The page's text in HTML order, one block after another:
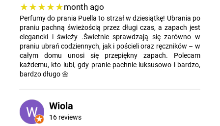
★★★★★month ago
Perfumy do prania Puella to strzał w dziesiątkę! Ubrania po
praniu pachną świeżością przez długi czas, a zapach jest
elegancki i świeży .Świetnie sprawdzają się zarówno w
praniu ubrań codziennych, jak i pościeli oraz ręczników – w
całym domu unosi się przepiękny zapach. Polecam
każdemu, kto lubi, gdy pranie pachnie luksusowo i bardzo,
bardzo długo 🌼
Wiola
16 reviews